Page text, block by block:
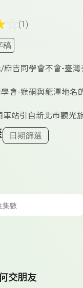
(1)
稿
麻吉同學會不會-臺灣
會-猴硐與龍潭地名
車站引自新北巿觀光
日期篩選
交朋友